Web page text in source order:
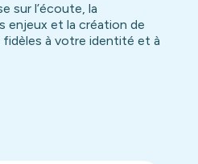
sur l’écoute, la
enjeux et la création de
à votre identité et à